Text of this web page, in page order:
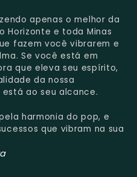
apenas o melhor da
Horizonte e toda Minas
fazem você vibrarem e
Se você está em
que eleva seu espírito,
da nossa
ao seu alcance.
harmonia do pop, e
que vibram na sua